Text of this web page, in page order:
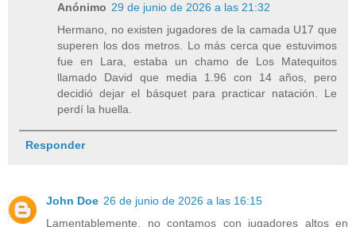
Anónimo 29 de junio de 2026 a las 21:32
Hermano, no existen jugadores de la camada U17 que
superen los dos metros. Lo más cerca que estuvimos
fue en Lara, estaba un chamo de Los Matequitos
llamado David que media 1.96 con 14 años, pero
decidió dejar el básquet para practicar natación. Le
perdí la huella.
Responder
John Doe 26 de junio de 2026 a las 16:15
Lamentablemente, no contamos con jugadores altos en